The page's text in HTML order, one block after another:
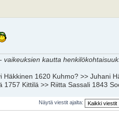
vaikeuksien kautta
Häkkinen 1620 Kuhmo? >> Juhani
1757 Kittilä >> Riitta Sassali 1843
Näytä viestit ajalta: